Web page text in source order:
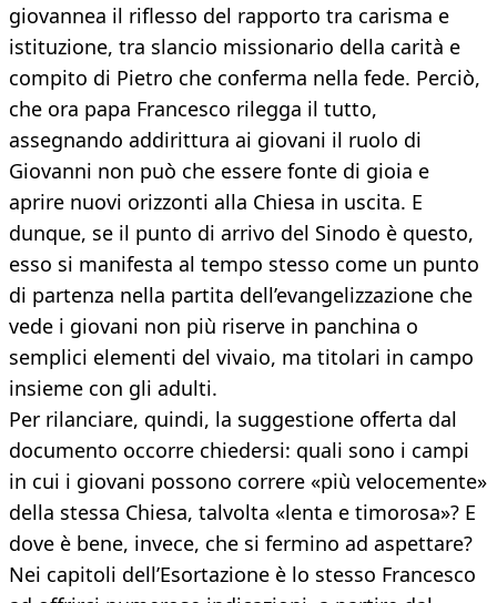
giovannea il riflesso del rapporto tra carisma e
istituzione, tra slancio missionario della carità e
compito di Pietro che conferma nella fede. Perciò,
che ora papa Francesco rilegga il tutto,
assegnando addirittura ai giovani il ruolo di
Giovanni non può che essere fonte di gioia e
aprire nuovi orizzonti alla Chiesa in uscita. E
dunque, se il punto di arrivo del Sinodo è questo,
esso si manifesta al tempo stesso come un punto
di partenza nella partita dell’evangelizzazione che
vede i giovani non più riserve in panchina o
semplici elementi del vivaio, ma titolari in campo
insieme con gli adulti.
Per rilanciare, quindi, la suggestione offerta dal
documento occorre chiedersi: quali sono i campi
in cui i giovani possono correre «più velocemente»
della stessa Chiesa, talvolta «lenta e timorosa»? E
dove è bene, invece, che si fermino ad aspettare?
Nei capitoli dell’Esortazione è lo stesso Francesco